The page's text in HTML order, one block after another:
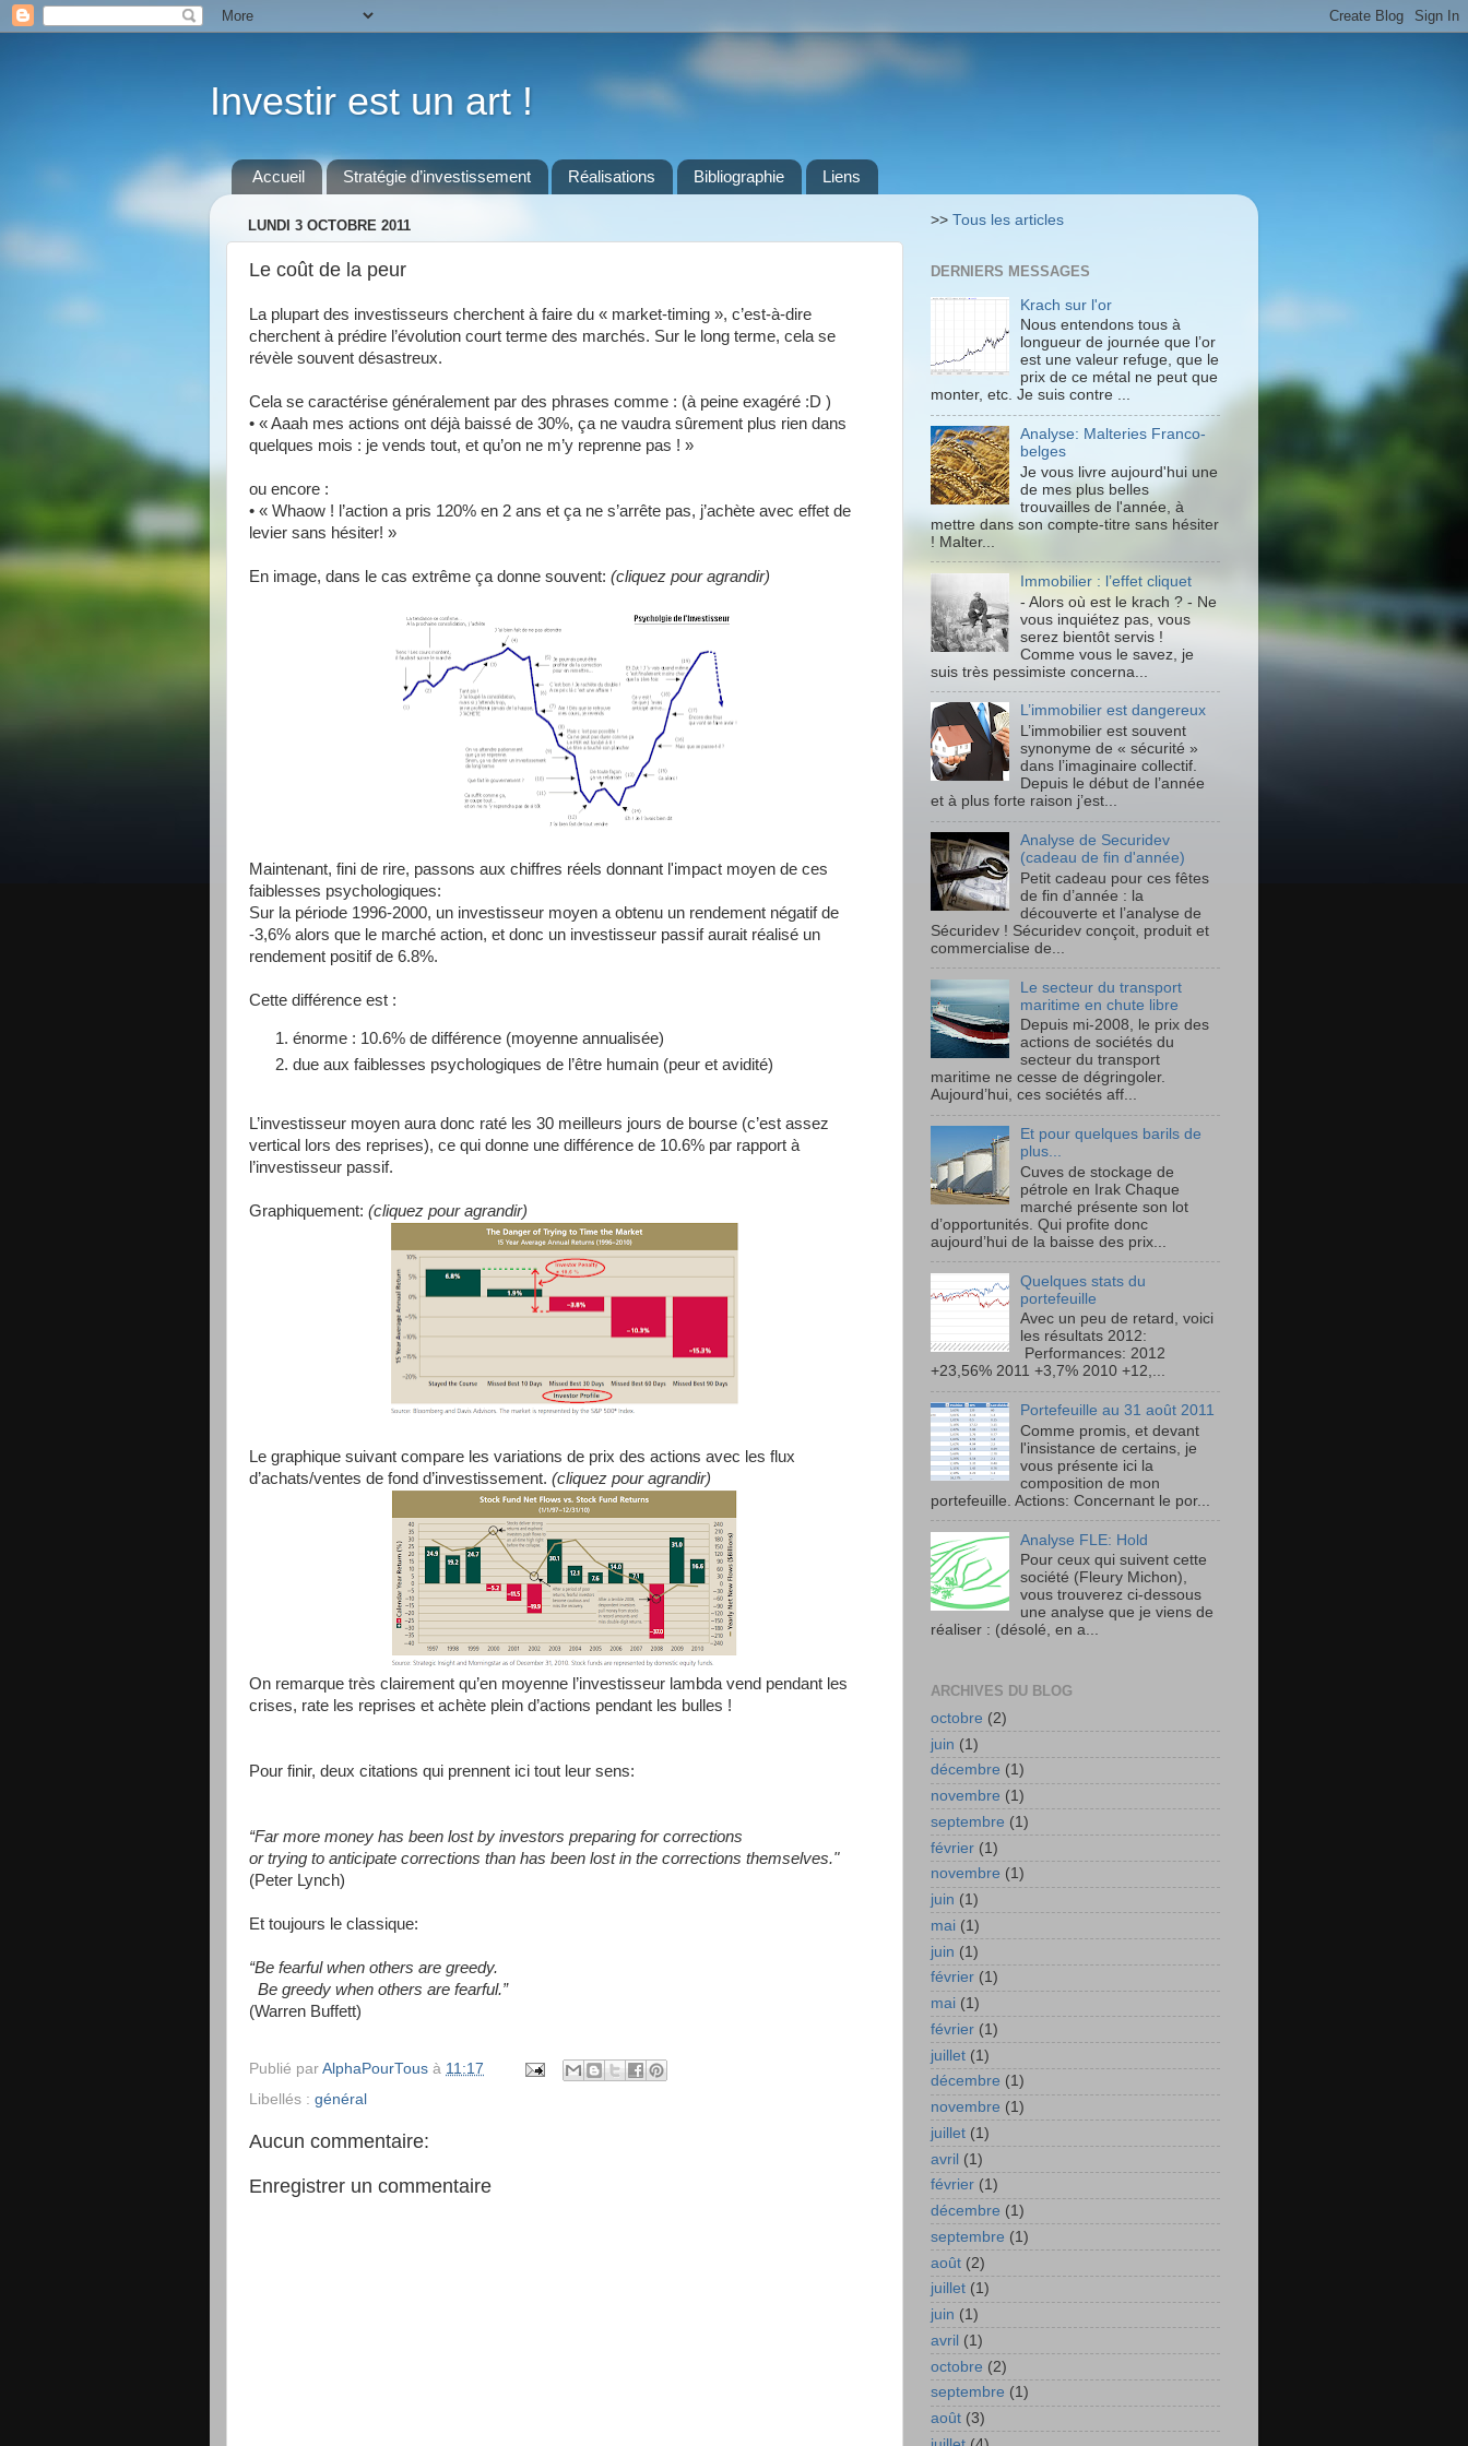
Investir est un art !
Accueil Stratégie d’investissement Réalisations Bibliographie Liens
LUNDI 3 OCTOBRE 2011
Le coût de la peur
La plupart des investisseurs cherchent à faire du « market-timing », c’est-à-dire
cherchent à prédire l’évolution court terme des marchés. Sur le long terme, cela se
révèle souvent désastreux.
Cela se caractérise généralement par des phrases comme : (à peine exagéré :D )
• « Aaah mes actions ont déjà baissé de 30%, ça ne vaudra sûrement plus rien dans
quelques mois : je vends tout, et qu’on ne m’y reprenne pas ! »
ou encore :
• « Whaow ! l’action a pris 120% en 2 ans et ça ne s’arrête pas, j’achète avec effet de
levier sans hésiter! »
En image, dans le cas extrême ça donne souvent: (cliquez pour agrandir)
Maintenant, fini de rire, passons aux chiffres réels donnant l'impact moyen de ces
faiblesses psychologiques:
Sur la période 1996-2000, un investisseur moyen a obtenu un rendement négatif de
-3,6% alors que le marché action, et donc un investisseur passif aurait réalisé un
rendement positif de 6.8%.
Cette différence est :
énorme : 10.6% de différence (moyenne annualisée)
due aux faiblesses psychologiques de l’être humain (peur et avidité)
L’investisseur moyen aura donc raté les 30 meilleurs jours de bourse (c’est assez
vertical lors des reprises), ce qui donne une différence de 10.6% par rapport à
l’investisseur passif.
Graphiquement: (cliquez pour agrandir)
Le graphique suivant compare les variations de prix des actions avec les flux
d’achats/ventes de fond d’investissement. (cliquez pour agrandir)
On remarque très clairement qu’en moyenne l’investisseur lambda vend pendant les
crises, rate les reprises et achète plein d’actions pendant les bulles !
Pour finir, deux citations qui prennent ici tout leur sens:
“Far more money has been lost by investors preparing for corrections
or trying to anticipate corrections than has been lost in the corrections themselves."
(Peter Lynch)
Et toujours le classique:
“Be fearful when others are greedy.
Be greedy when others are fearful.”
(Warren Buffett)
Publié par AlphaPourTous à 11:17
Libellés : général
Aucun commentaire:
Enregistrer un commentaire
>> Tous les articles
DERNIERS MESSAGES
Krach sur l'or
Nous entendons tous à
longueur de journée que l’or
est une valeur refuge, que le
prix de ce métal ne peut que
monter, etc. Je suis contre ...
Analyse: Malteries Franco-
belges
Je vous livre aujourd'hui une
de mes plus belles
trouvailles de l'année, à
mettre dans son compte-titre sans hésiter
! Malter...
Immobilier : l’effet cliquet
- Alors où est le krach ? - Ne
vous inquiétez pas, vous
serez bientôt servis !
Comme vous le savez, je
suis très pessimiste concerna...
L’immobilier est dangereux
L’immobilier est souvent
synonyme de « sécurité »
dans l’imaginaire collectif.
Depuis le début de l’année
et à plus forte raison j’est...
Analyse de Securidev
(cadeau de fin d'année)
Petit cadeau pour ces fêtes
de fin d’année : la
découverte et l’analyse de
Sécuridev ! Sécuridev conçoit, produit et
commercialise de...
Le secteur du transport
maritime en chute libre
Depuis mi-2008, le prix des
actions de sociétés du
secteur du transport
maritime ne cesse de dégringoler.
Aujourd’hui, ces sociétés aff...
Et pour quelques barils de
plus...
Cuves de stockage de
pétrole en Irak Chaque
marché présente son lot
d’opportunités. Qui profite donc
aujourd’hui de la baisse des prix...
Quelques stats du
portefeuille
Avec un peu de retard, voici
les résultats 2012:
Performances: 2012
+23,56% 2011 +3,7% 2010 +12,...
Portefeuille au 31 août 2011
Comme promis, et devant
l'insistance de certains, je
vous présente ici la
composition de mon
portefeuille. Actions: Concernant le por...
Analyse FLE: Hold
Pour ceux qui suivent cette
société (Fleury Michon),
vous trouverez ci-dessous
une analyse que je viens de
réaliser : (désolé, en a...
ARCHIVES DU BLOG
octobre (2)
juin (1)
décembre (1)
novembre (1)
septembre (1)
février (1)
novembre (1)
juin (1)
mai (1)
juin (1)
février (1)
mai (1)
février (1)
juillet (1)
décembre (1)
novembre (1)
juillet (1)
avril (1)
février (1)
décembre (1)
septembre (1)
août (2)
juillet (1)
juin (1)
avril (1)
octobre (2)
septembre (1)
août (3)